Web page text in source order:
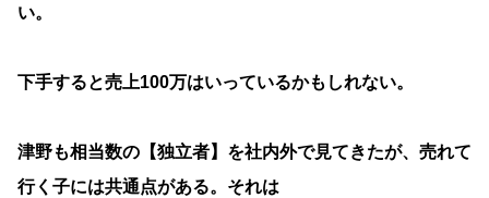
い。
下手すると売上100万はいっているかもしれない。
津野も相当数の【独立者】を社内外で見てきたが、売れて
行く子には共通点がある。それは